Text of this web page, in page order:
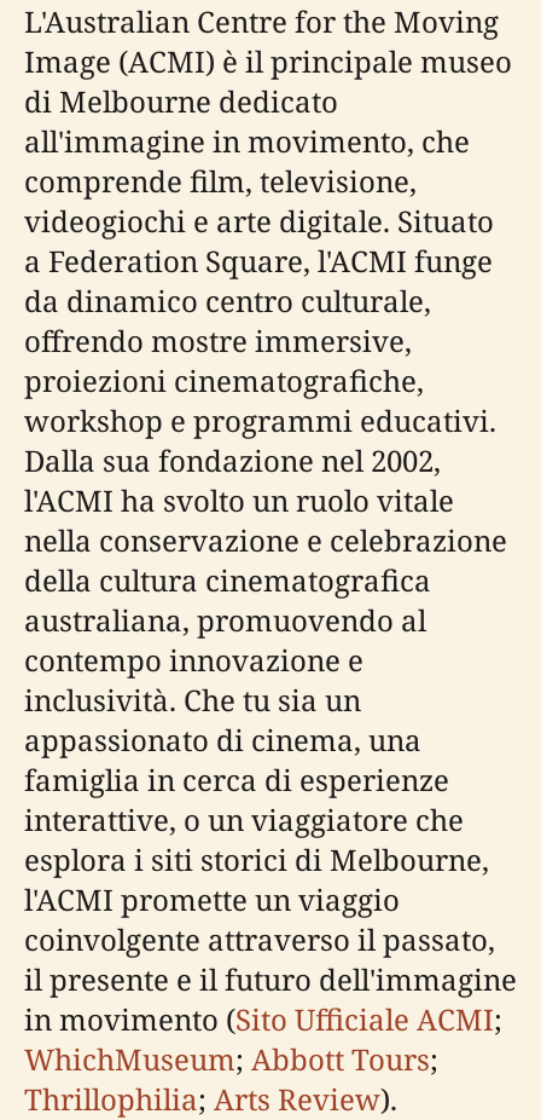
L'Australian Centre for the Moving
Image (ACMI) è il principale museo
di Melbourne dedicato
all'immagine in movimento, che
comprende film, televisione,
videogiochi e arte digitale. Situato
a Federation Square, l'ACMI funge
da dinamico centro culturale,
offrendo mostre immersive,
proiezioni cinematografiche,
workshop e programmi educativi.
Dalla sua fondazione nel 2002,
l'ACMI ha svolto un ruolo vitale
nella conservazione e celebrazione
della cultura cinematografica
australiana, promuovendo al
contempo innovazione e
inclusività. Che tu sia un
appassionato di cinema, una
famiglia in cerca di esperienze
interattive, o un viaggiatore che
esplora i siti storici di Melbourne,
l'ACMI promette un viaggio
coinvolgente attraverso il passato,
il presente e il futuro dell'immagine
in movimento (Sito Ufficiale ACMI;
WhichMuseum; Abbott Tours;
Thrillophilia; Arts Review).